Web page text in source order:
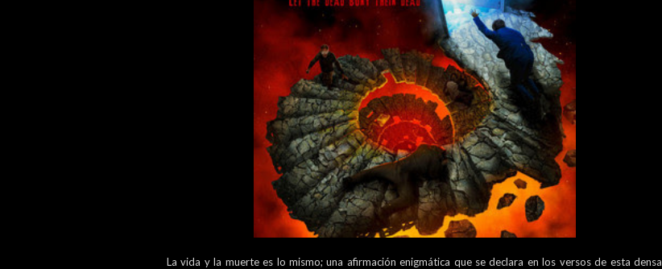
La vida y la muerte es lo mismo; una afirmación enigmática que se declara en los versos de esta densa